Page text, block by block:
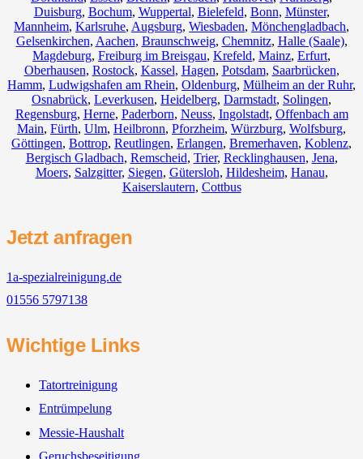
Duisburg, Bochum, Wuppertal, Bielefeld, Bonn, Münster,
Mannheim, Karlsruhe, Augsburg, Wiesbaden, Mönchengladbach,
Gelsenkirchen, Aachen, Braunschweig, Chemnitz⁠, Halle (Saale),
Magdeburg, Freiburg im Breisgau, Krefeld, Mainz, Erfurt,
Oberhausen, Rostock, Kassel, Hagen, Potsdam, Saarbrücken,
Hamm, Ludwigshafen am Rhein, Oldenburg, Mülheim an der Ruhr,
Osnabrück, Leverkusen, Heidelberg, Darmstadt, Solingen,
Regensburg, Herne, Paderborn, Neuss, Ingolstadt, Offenbach am
Main, Fürth, Ulm, Heilbronn, Pforzheim, Würzburg, Wolfsburg,
Göttingen, Bottrop, Reutlingen, Erlangen, Bremerhaven, Koblenz,
Bergisch Gladbach, Remscheid, Trier, Recklinghausen, Jena,
Moers, Salzgitter, Siegen, Gütersloh, Hildesheim, Hanau,
Kaiserslautern, Cottbus
Jetzt anfragen
1a-spezialreinigung.de
01556 5797138
Wichtige Links
Tatortreinigung
Entrümpelung
Messie-Haushalt
Geruchsbeseitigung